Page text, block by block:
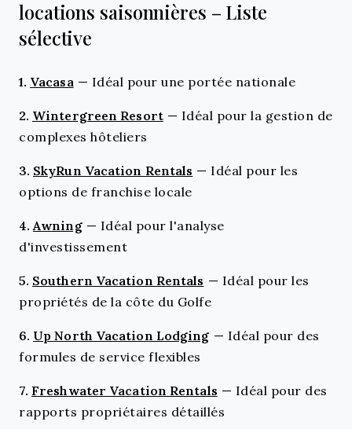
locations saisonnières – Liste
sélective
1. Vacasa — Idéal pour une portée nationale
2. Wintergreen Resort — Idéal pour la gestion de
complexes hôteliers
3. SkyRun Vacation Rentals — Idéal pour les
options de franchise locale
4.Awning — Idéal pour l'analyse
d'investissement
5. Southern Vacation Rentals — Idéal pour les
propriétés de la côte du Golfe
6. Up North Vacation Lodging — Idéal pour des
formules de service flexibles
7. Freshwater Vacation Rentals — Idéal pour des
rapports propriétaires détaillés